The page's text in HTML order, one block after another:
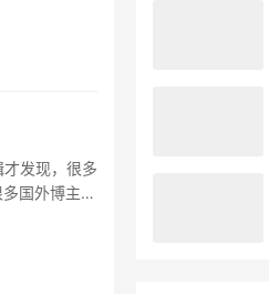
发现，很多
国外博主的